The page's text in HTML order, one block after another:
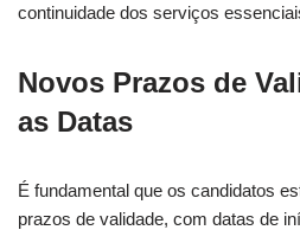
continuidade dos serviços
Novos Prazos de
as Datas
É fundamental que os candidatos
prazos de validade, com datas de